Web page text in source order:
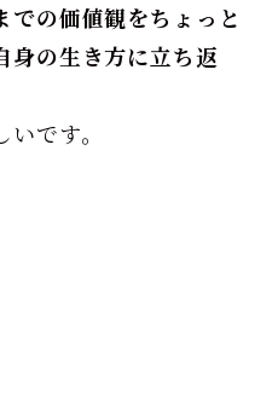
での価値観をちょっと
身の生き方に立ち返
です。